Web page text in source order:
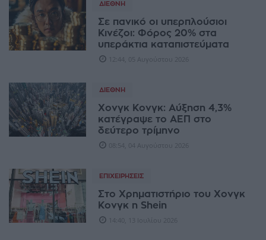
ΔΙΕΘΝΉ
Σε πανικό οι υπερπλούσιοι
Κινέζοι: Φόρος 20% στα
υπεράκτια καταπιστεύματα
12:44, 05 Αυγούστου 2026
ΔΙΕΘΝΉ
Χονγκ Κονγκ: Αύξηση 4,3%
κατέγραψε το ΑΕΠ στο
δεύτερο τρίμηνο
08:54, 04 Αυγούστου 2026
ΕΠΙΧΕΙΡΉΣΕΙΣ
Στο Χρηματιστήριο του Χονγκ
Κονγκ η Shein
14:40, 13 Ιουλίου 2026